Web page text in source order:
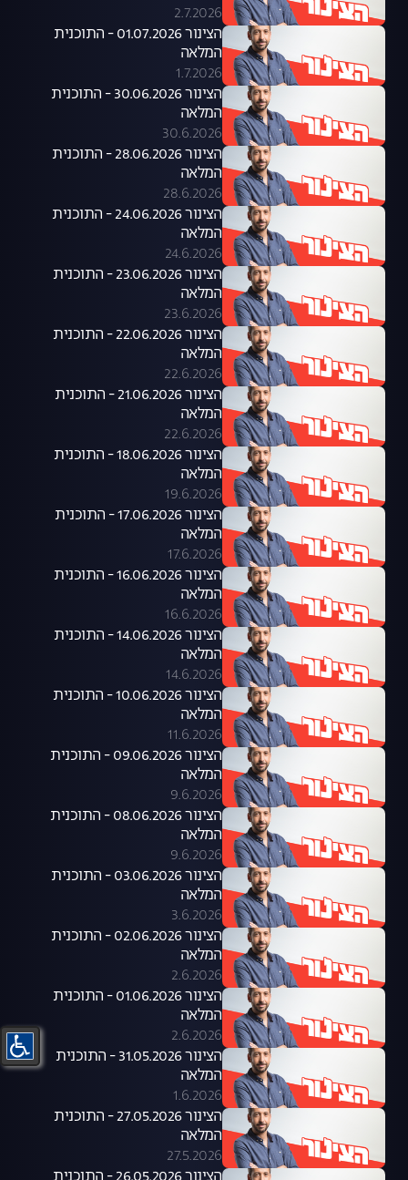
2.7.2026
הצינור 01.07.2026 - התוכנית
המלאה
1.7.2026
הצינור 30.06.2026 - התוכנית
המלאה
30.6.2026
הצינור 28.06.2026 - התוכנית
המלאה
28.6.2026
הצינור 24.06.2026 - התוכנית
המלאה
24.6.2026
הצינור 23.06.2026 - התוכנית
המלאה
23.6.2026
הצינור 22.06.2026 - התוכנית
המלאה
22.6.2026
הצינור 21.06.2026 - התוכנית
המלאה
22.6.2026
הצינור 18.06.2026 - התוכנית
המלאה
19.6.2026
הצינור 17.06.2026 - התוכנית
המלאה
17.6.2026
הצינור 16.06.2026 - התוכנית
המלאה
16.6.2026
הצינור 14.06.2026 - התוכנית
המלאה
14.6.2026
הצינור 10.06.2026 - התוכנית
המלאה
11.6.2026
הצינור 09.06.2026 - התוכנית
המלאה
9.6.2026
הצינור 08.06.2026 - התוכנית
המלאה
9.6.2026
הצינור 03.06.2026 - התוכנית
המלאה
3.6.2026
הצינור 02.06.2026 - התוכנית
המלאה
2.6.2026
הצינור 01.06.2026 - התוכנית
המלאה
2.6.2026
הצינור 31.05.2026 - התוכנית
המלאה
1.6.2026
הצינור 27.05.2026 - התוכנית
המלאה
27.5.2026